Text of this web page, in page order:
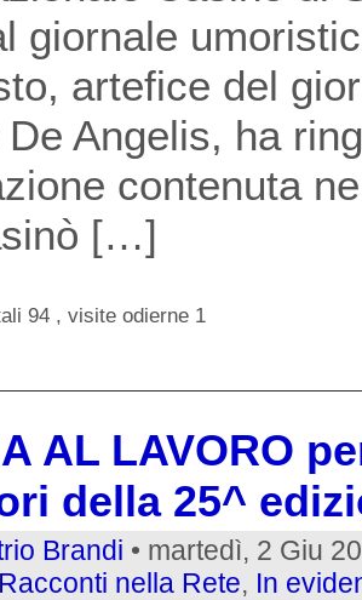
giornale
artefice del
De Angelis, ha
contenuta
[…]
94 , visite odierne 1
AL LAVORO
della 25^
Brandi • martedì, 2 Giu
nella Rete, In